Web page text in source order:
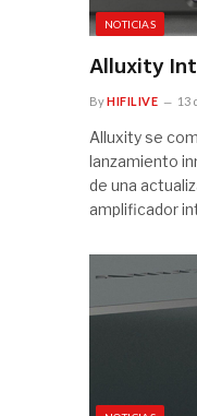
NOTICIAS
Alluxity
ByHIFILIVE 13
Alluxity se
lanzamiento
de una
amplificador